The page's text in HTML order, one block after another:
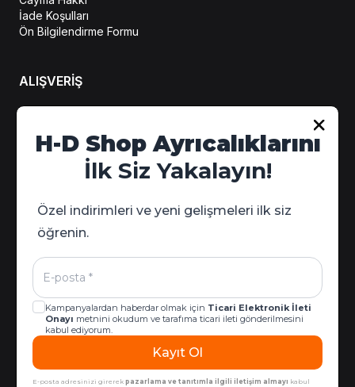
İade Koşulları
Ön Bilgilendirme Formu
ALIŞVERİŞ
Hesabım
Sipariş Takip
Kampanya Detayları
© 2026 Harley-Davidson West & İzmir | Tüm Hakları Saklıdır |
ikas E-Ticaret Altyapısıyla Hazırlanmıştır.
H-D Shop Ayrıcalıklarını
İlk Siz Yakalayın!
Özel indirimleri ve yeni gelişmeleri ilk siz
öğrenin.
Kampanyalardan haberdar olmak için Ticari Elektronik İleti
Onayı metnini okudum ve tarafıma ticari ileti gönderilmesini
kabul ediyorum.
Kayıt Ol
E-posta adresinizi girerek pazarlama ve tanıtımla ilgili iletişim almayı kabul